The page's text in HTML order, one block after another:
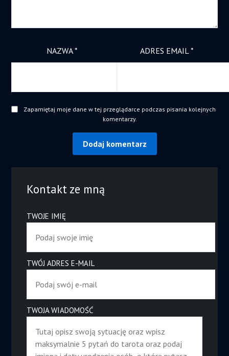
NAZWA* ADRES EMAIL*
Zapamiętaj moje dane w tej przeglądarce podczas pisania kolejnych
komentarzy.
Kontakt ze mną
TWOJE IMIĘ
TWÓJ ADRES E-MAIL
TWOJA WIADOMOŚĆ